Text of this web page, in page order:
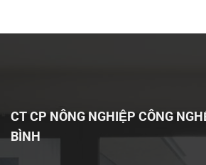
CT CP NÔNG NGHIỆP CÔNG
BÌNH